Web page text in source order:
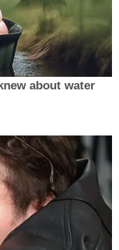
about water